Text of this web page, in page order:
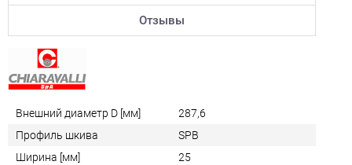
Отзывы
Внешний диаметр D [мм]
287,6
Профиль шкива
SPB
Ширина [мм]
25